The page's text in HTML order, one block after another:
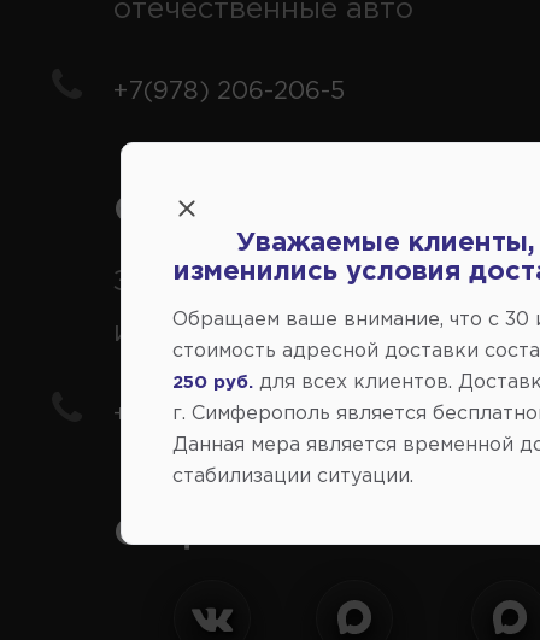
отечественные авто
+7(978) 206-206-5
Справочный центр:
Заказ шин, дисков,
иномарки
+7(978) 206-206-8
Социальные сети:
Уважаемые клиенты,
изменились условия
Обращаем ваше внимание, что c 30
стоимость адресной доставки
250 руб. для всех клиентов.
г. Симферополь является
Данная мера является временной
стабилизации ситуации.